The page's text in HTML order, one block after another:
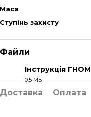
Маса
Ступінь захисту
Файли
Інструкція ГНОМ
0.5 МБ
Доставка Оплата